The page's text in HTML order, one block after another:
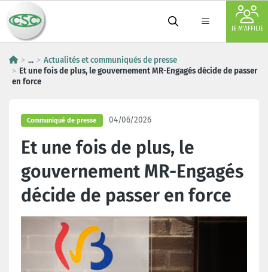
JE M'AFFILIE
...
Actualités et communiqués de presse
Et une fois de plus, le gouvernement MR-Engagés décide de passer
en force
Communiqué de presse 04/06/2026
Et une fois de plus, le
gouvernement MR-Engagés
décide de passer en force